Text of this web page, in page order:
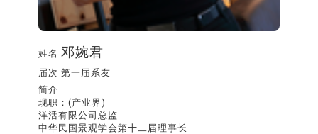
姓名 邓婉君
届次 第一届系友
简介
现职：(产业界)
洋活有限公司总监
中华民国景观学会第十二届理事长